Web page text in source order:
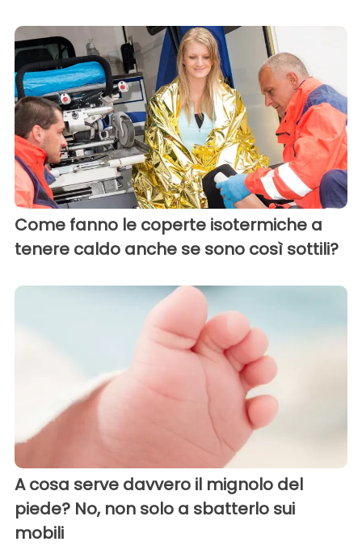
Come fanno le coperte isotermiche a
tenere caldo anche se sono così sottili?
A cosa serve davvero il mignolo del
piede? No, non solo a sbatterlo sui
mobili